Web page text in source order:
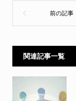
関連記事一覧